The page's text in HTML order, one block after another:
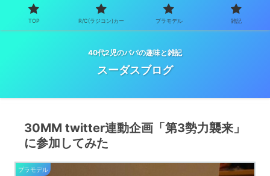
40代2児のパパの趣味と雑記
スーダスブログ
30MM twitter連動企画「第3勢力襲来」
に参加してみた
プラモデル
TOP R/C(ラジコン)カー プラモデル 雑記